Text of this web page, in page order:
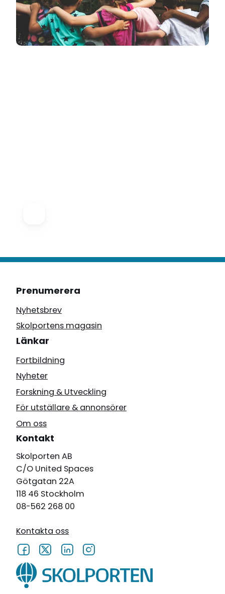
Prenumerera
Nyhetsbrev
Skolportens magasin
Länkar
Fortbildning
Nyheter
Forskning & Utveckling
För utställare & annonsörer
Om oss
Kontakt
Skolporten AB
C/O United Spaces
Götgatan 22A
118 46 Stockholm
08-562 268 00
Kontakta oss